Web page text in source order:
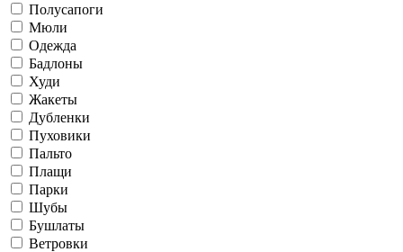
Полусапоги
Мюли
Одежда
Бадлоны
Худи
Жакеты
Дубленки
Пуховики
Пальто
Плащи
Парки
Шубы
Бушлаты
Ветровки